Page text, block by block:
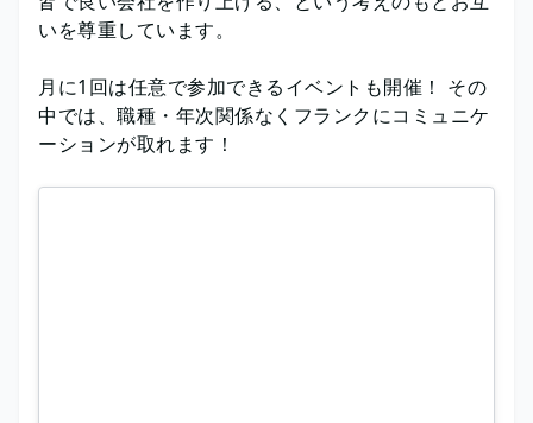
いを尊重しています。
月に1回は任意で参加できるイベントも開催！ その
中では、職種・年次関係なくフランクにコミュニケ
ーションが取れます！